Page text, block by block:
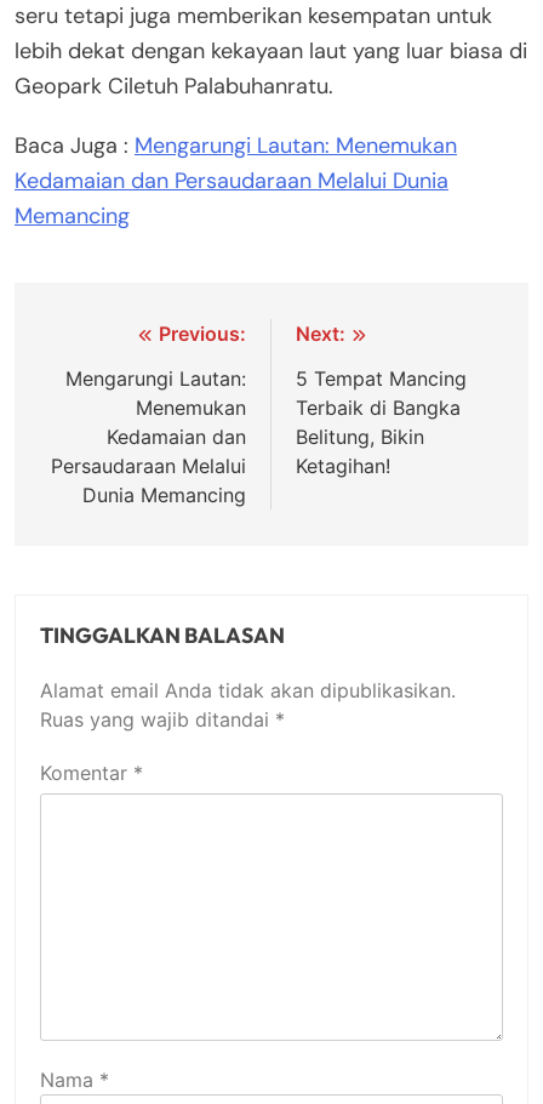
seru tetapi juga memberikan kesempatan untuk
lebih dekat dengan kekayaan laut yang luar biasa di
Geopark Ciletuh Palabuhanratu.
Baca Juga : Mengarungi Lautan: Menemukan
Kedamaian dan Persaudaraan Melalui Dunia
Memancing
Navigasi
pos
Previous:
Mengarungi Lautan:
Menemukan
Kedamaian dan
Persaudaraan Melalui
Dunia Memancing
Next:
5 Tempat Mancing
Terbaik di Bangka
Belitung, Bikin
Ketagihan!
TINGGALKAN BALASAN
Alamat email Anda tidak akan dipublikasikan.
Ruas yang wajib ditandai *
Komentar *
Nama *